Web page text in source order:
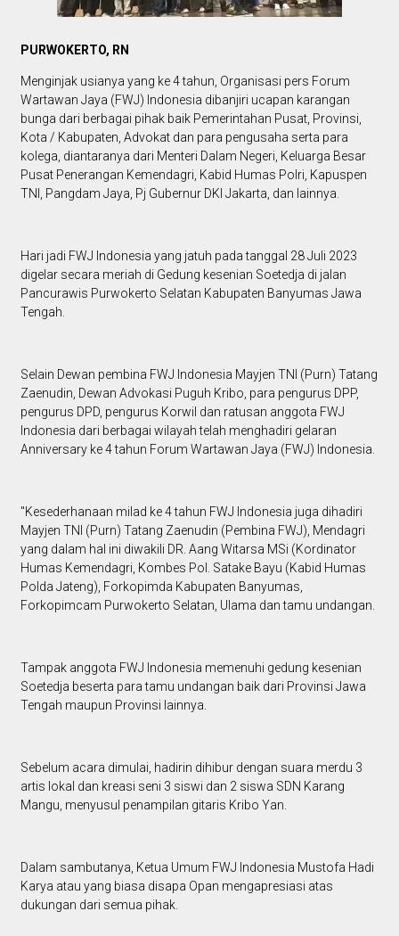
PURWOKERTO, RN
Menginjak usianya yang ke 4 tahun, Organisasi pers Forum
Wartawan Jaya (FWJ) Indonesia dibanjiri ucapan karangan
bunga dari berbagai pihak baik Pemerintahan Pusat, Provinsi,
Kota / Kabupaten, Advokat dan para pengusaha serta para
kolega, diantaranya dari Menteri Dalam Negeri, Keluarga Besar
Pusat Penerangan Kemendagri, Kabid Humas Polri, Kapuspen
TNI, Pangdam Jaya, Pj Gubernur DKI Jakarta, dan lainnya.
Hari jadi FWJ Indonesia yang jatuh pada tanggal 28 Juli 2023
digelar secara meriah di Gedung kesenian Soetedja di jalan
Pancurawis Purwokerto Selatan Kabupaten Banyumas Jawa
Tengah.
Selain Dewan pembina FWJ Indonesia Mayjen TNI (Purn) Tatang
Zaenudin, Dewan Advokasi Puguh Kribo, para pengurus DPP,
pengurus DPD, pengurus Korwil dan ratusan anggota FWJ
Indonesia dari berbagai wilayah telah menghadiri gelaran
Anniversary ke 4 tahun Forum Wartawan Jaya (FWJ) Indonesia.
"Kesederhanaan milad ke 4 tahun FWJ Indonesia juga dihadiri
Mayjen TNI (Purn) Tatang Zaenudin (Pembina FWJ), Mendagri
yang dalam hal ini diwakili DR. Aang Witarsa MSi (Kordinator
Humas Kemendagri, Kombes Pol. Satake Bayu (Kabid Humas
Polda Jateng), Forkopimda Kabupaten Banyumas,
Forkopimcam Purwokerto Selatan, Ulama dan tamu undangan.
Tampak anggota FWJ Indonesia memenuhi gedung kesenian
Soetedja beserta para tamu undangan baik dari Provinsi Jawa
Tengah maupun Provinsi lainnya.
Sebelum acara dimulai, hadirin dihibur dengan suara merdu 3
artis lokal dan kreasi seni 3 siswi dan 2 siswa SDN Karang
Mangu, menyusul penampilan gitaris Kribo Yan.
Dalam sambutanya, Ketua Umum FWJ Indonesia Mustofa Hadi
Karya atau yang biasa disapa Opan mengapresiasi atas
dukungan dari semua pihak.